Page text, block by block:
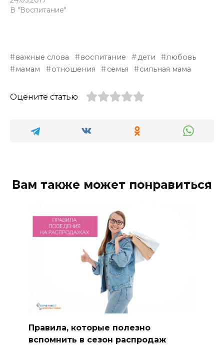
В "Воспитание"
важные слова воспитание дети
любовь
мамам
отношения семья сильная мама
Оцените статью
Вам также может понравиться
Правила, которые полезно
вспомнить в сезон распродаж